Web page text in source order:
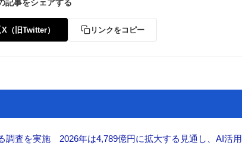
お問い合わせ
記事をシェアする
X（旧Twitter） リンクをコピー
査を実施 2026年は4,789億円に拡大する見通し、AI活